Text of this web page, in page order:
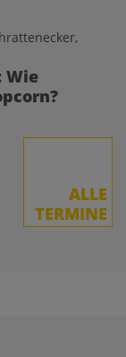
Wie
ALLE
TERMINE